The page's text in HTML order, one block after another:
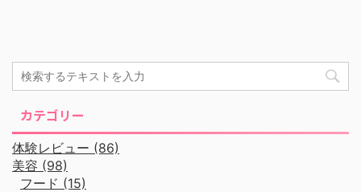
カテゴリー
体験レビュー (86)
美容 (98)
フード (15)